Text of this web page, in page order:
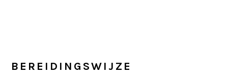
BEREIDINGSWIJZE